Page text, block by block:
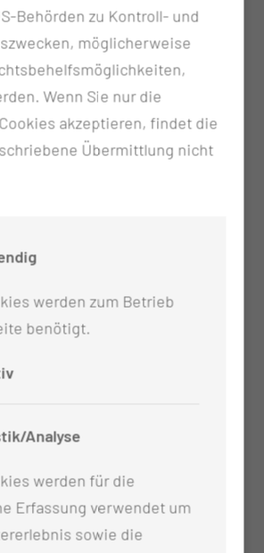
aufgrund der
hospitalisierter
Patienten.
nahezu alle hygienisch-
Untersuchungen gemäß KRINKO
Reinigungs- und
durchgeführt und diese
Ablauf ebenfalls
Übersicht der Methoden des
(Dok.-Nr: 1007468).
Behörden zu Kontroll- und
möglicherweise
Wenn Sie nur die
akzeptieren, findet die
Übermittlung nicht
werden zum Betrieb
benötigt.
Analyse
werden für die
Erfassung verwendet um
sowie die